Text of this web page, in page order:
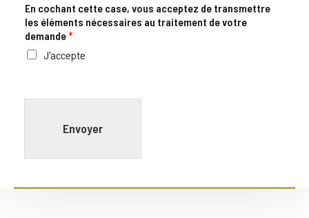
En cochant cette case, vous acceptez de transmettre
les éléments nécessaires au traitement de votre
demande*
J'accepte
Envoyer